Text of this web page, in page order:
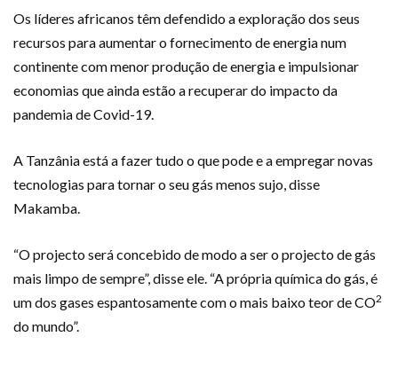
Os líderes africanos têm defendido a exploração dos seus
recursos para aumentar o fornecimento de energia num
continente com menor produção de energia e impulsionar
economias que ainda estão a recuperar do impacto da
pandemia de Covid-19.
A Tanzânia está a fazer tudo o que pode e a empregar novas
tecnologias para tornar o seu gás menos sujo, disse
Makamba.
“O projecto será concebido de modo a ser o projecto de gás
mais limpo de sempre”, disse ele. “A própria química do gás, é
um dos gases espantosamente com o mais baixo teor de CO2
do mundo”.